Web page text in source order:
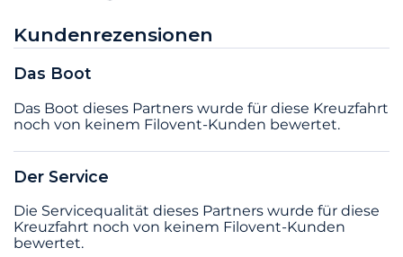
Kundenrezensionen
Das Boot
Das Boot dieses Partners wurde für diese Kreuzfahrt
noch von keinem Filovent-Kunden bewertet.
Der Service
Die Servicequalität dieses Partners wurde für diese
Kreuzfahrt noch von keinem Filovent-Kunden
bewertet.